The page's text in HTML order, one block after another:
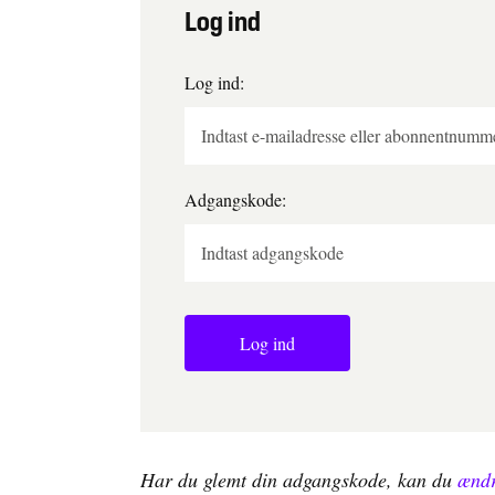
Log ind
Log ind:
Adgangskode:
Log ind
Har du glemt din adgangskode, kan du